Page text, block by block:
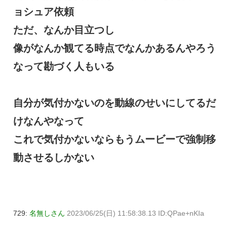
ョシュア依頼
ただ、なんか目立つし
像がなんか観てる時点でなんかあるんやろう
なって勘づく人もいる
自分が気付かないのを動線のせいにしてるだ
けなんやなって
これで気付かないならもうムービーで強制移
動させるしかない
729: 名無しさん 2023/06/25(日) 11:58:38.13 ID:QPae+nKIa